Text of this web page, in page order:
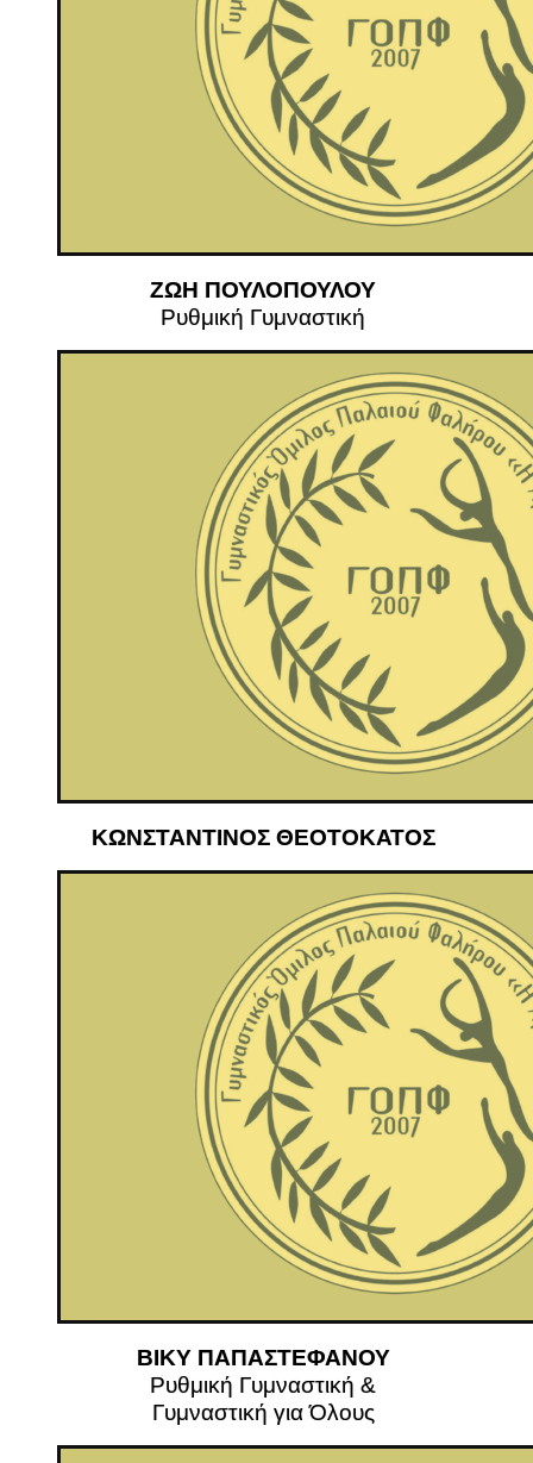
ΖΩΗ ΠΟΥΛΟΠΟΥΛΟΥ
Ρυθμική Γυμναστική
ΚΩΝΣΤΑΝΤΙΝΟΣ ΘΕΟΤΟΚΑΤΟΣ
ΒΙΚΥ ΠΑΠΑΣΤΕΦΑΝΟΥ
Ρυθμική Γυμναστική &
Γυμναστική για Όλους